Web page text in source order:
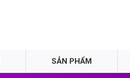
SẢN PHẨM